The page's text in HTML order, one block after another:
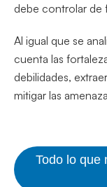
debe controlar de
Al igual que se
cuenta las
debilidades,
mitigar las
Todo lo que